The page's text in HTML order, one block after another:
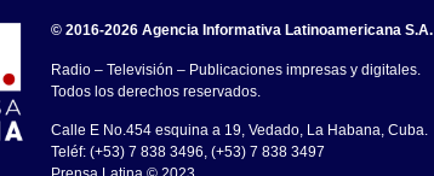
© 2016-2026 Agencia Informativa Latinoamericana S.A.
Radio – Televisión – Publicaciones impresas y digitales.
Todos los derechos reservados.
Calle E No.454 esquina a 19, Vedado, La Habana, Cuba.
Teléf: (+53) 7 838 3496, (+53) 7 838 3497